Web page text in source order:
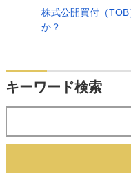
株式公開買付（
か？
キーワード検索